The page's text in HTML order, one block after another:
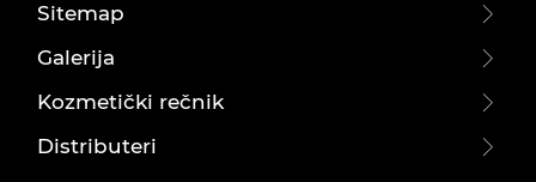
Sitemap
Galerija
Kozmetički rečnik
Distributeri